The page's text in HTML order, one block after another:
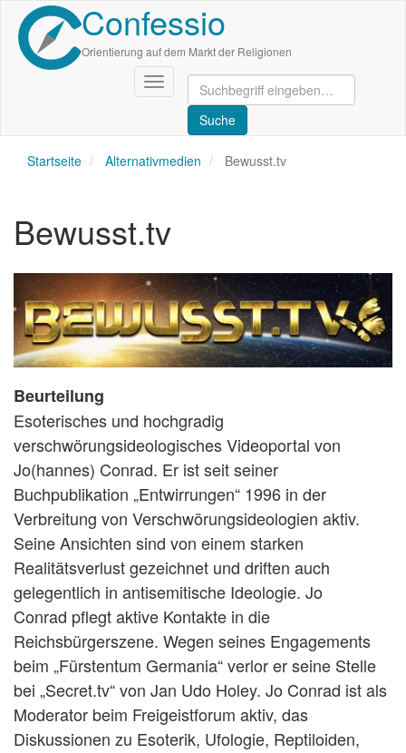
Direkt
zum
Inhalt
Confessio
Orientierung auf dem Markt der Religionen
Navigation
aktivieren/deaktivieren
Startseite Alternativmedien Bewusst.tv
Bewusst.tv
Beurteilung
Esoterisches und hochgradig
verschwörungsideologisches Videoportal von
Jo(hannes) Conrad. Er ist seit seiner
Buchpublikation „Entwirrungen“ 1996 in der
Verbreitung von Verschwörungsideologien aktiv.
Seine Ansichten sind von einem starken
Realitätsverlust gezeichnet und driften auch
gelegentlich in antisemitische Ideologie. Jo
Conrad pflegt aktive Kontakte in die
Reichsbürgerszene. Wegen seines Engagements
beim „Fürstentum Germania“ verlor er seine Stelle
bei „Secret.tv“ von Jan Udo Holey. Jo Conrad ist als
Moderator beim Freigeistforum aktiv, das
Diskussionen zu Esoterik, Ufologie, Reptiloiden,